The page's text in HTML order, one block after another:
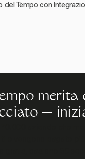
del Tempo con
merita
—